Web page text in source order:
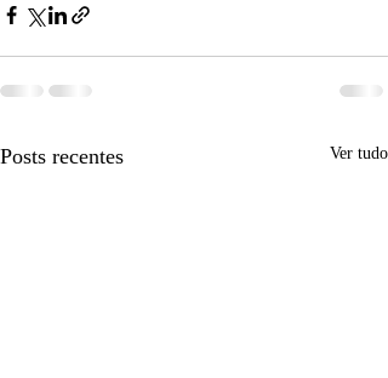
Posts recentes Ver tudo